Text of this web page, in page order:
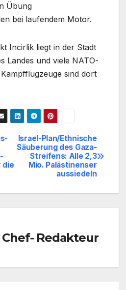
Übung
bei laufendem Motor.
Incirlik liegt in der Stadt
Landes und viele NATO-
sind dort
Israel-Plan/Ethnische
Säuberung des Gaza-
Streifens: Alle 2,3
Mio. Palästinenser
aussiedeln
die
Chef- Redakteur